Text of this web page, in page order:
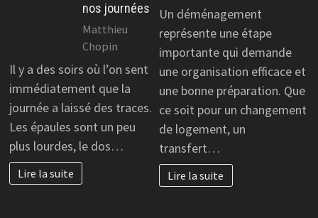
nos journées
Matthieu
Chopin
Il y a des soirs où l’on sent
immédiatement que la
journée a laissé des traces.
Les épaules sont un peu
plus lourdes, le dos…
Lire la suite
Un déménagement
représente une étape
importante qui demande
une organisation efficace et
une bonne préparation. Que
ce soit pour un changement
de logement, un
transfert…
Lire la suite